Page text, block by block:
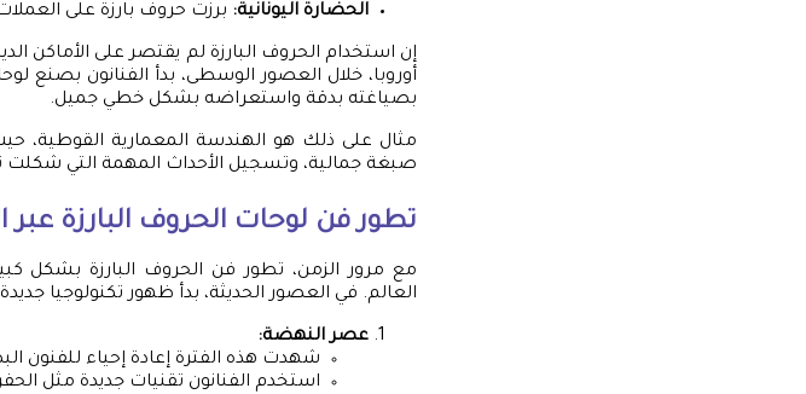
الحضارة اليونانية: برزت حروف بارزة على
إن استخدام الحروف البارزة لم يقتصر على الأماكن
أوروبا، خلال العصور الوسطى، بدأ الفنانون بصنع
بصياغته بدقة واستعراضه بشكل خطي جميل.
مثال على ذلك هو الهندسة المعمارية القوطية،
صبغة جمالية، وتسجيل الأحداث المهمة التي شكلت
تطور فن لوحات الحروف البارزة عبر
مع مرور الزمن، تطور فن الحروف البارزة بشكل
العالم. في العصور الحديثة، بدأ ظهور تكنولوجيا
عصر النهضة:
شهدت هذه الفترة إعادة إحياء للفنون
استخدم الفنانون تقنيات جديدة مثل